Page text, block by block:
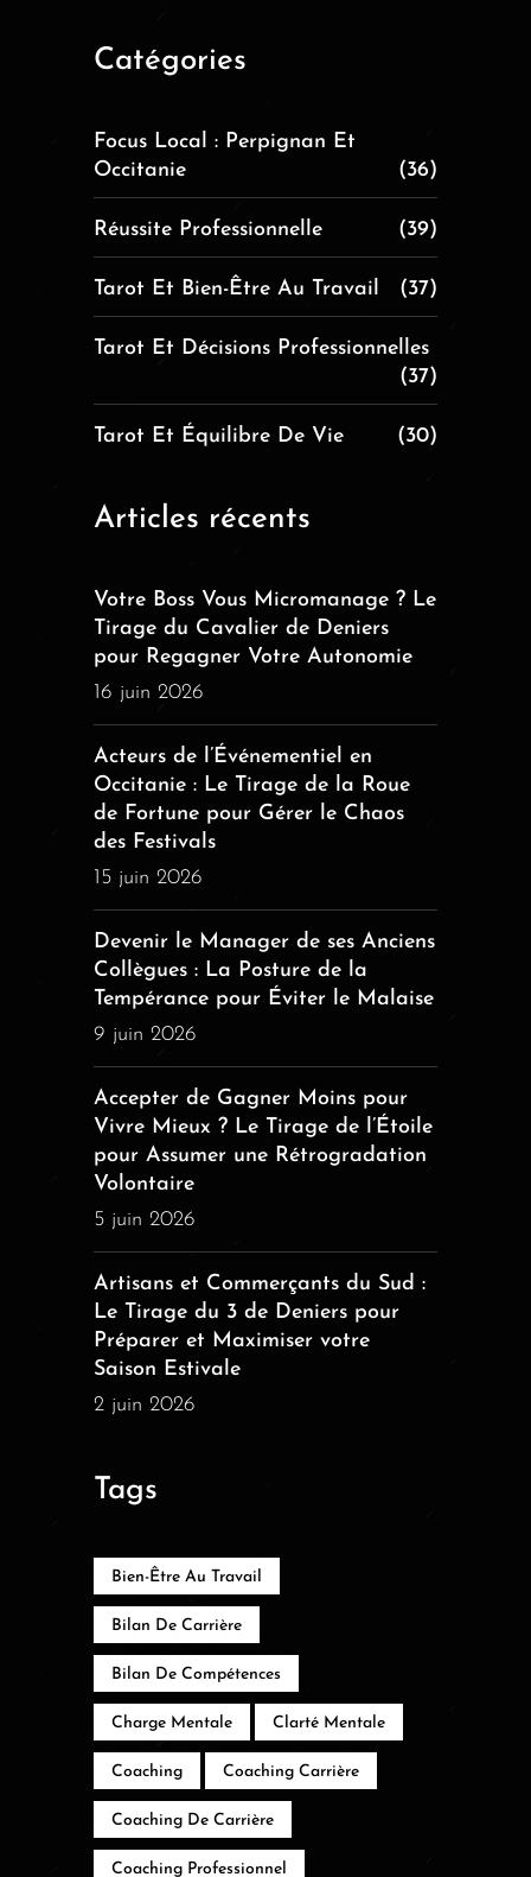
Catégories
Focus Local : Perpignan Et
Occitanie
(36)
Réussite Professionnelle (39)
Tarot Et Bien-Être Au Travail (37)
Tarot Et Décisions Professionnelles
(37)
Tarot Et Équilibre De Vie (30)
Articles récents
Votre Boss Vous Micromanage ? Le
Tirage du Cavalier de Deniers
pour Regagner Votre Autonomie
16 juin 2026
Acteurs de l’Événementiel en
Occitanie : Le Tirage de la Roue
de Fortune pour Gérer le Chaos
des Festivals
15 juin 2026
Devenir le Manager de ses Anciens
Collègues : La Posture de la
Tempérance pour Éviter le Malaise
9 juin 2026
Accepter de Gagner Moins pour
Vivre Mieux ? Le Tirage de l’Étoile
pour Assumer une Rétrogradation
Volontaire
5 juin 2026
Artisans et Commerçants du Sud :
Le Tirage du 3 de Deniers pour
Préparer et Maximiser votre
Saison Estivale
2 juin 2026
Tags
Bien-Être Au Travail
Bilan De Carrière
Bilan De Compétences
Charge Mentale Clarté Mentale
Coaching Coaching Carrière
Coaching De Carrière
Coaching Professionnel